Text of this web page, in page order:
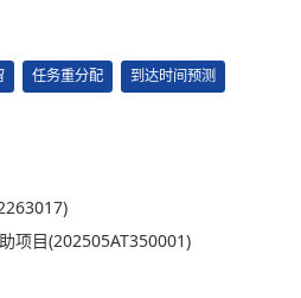
任务重分配 到达时间预测
项目(202505AT350001)